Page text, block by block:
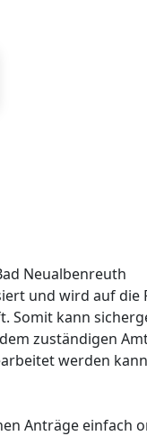
Neualbenreuth
und wird auf die
Somit kann
zuständigen
werden
Anträge einfach